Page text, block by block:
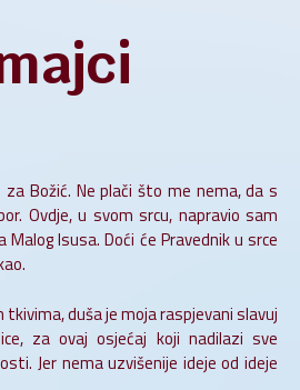
Božić. Ne plači što me nema, da s
Ovdje, u svom srcu, napravio sam
Isusa. Doći će Pravednik u srce
duša je moja raspjevani slavuj
za ovaj osjećaj koji nadilazi sve
Jer nema uzvišenije ideje od ideje